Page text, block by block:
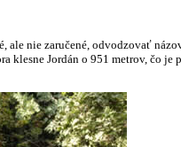
nie zaručené, odvodzovať
klesne Jordán o 951 metrov, čo